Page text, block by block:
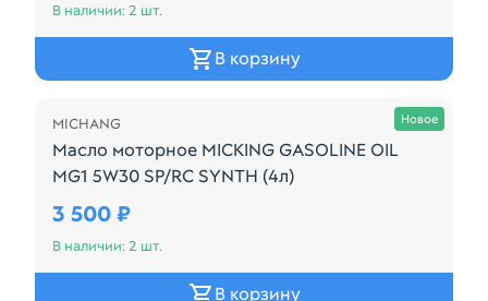
В наличии: 2 шт.
В корзину
Новое
Осталась 2 шт.
MICHANG
Масло моторное MICKING GASOLINE OIL
MG1 5W30 SP/RC SYNTH (4л)
Характеристики: Из справочника ABCP
3 500 ₽
В наличии: 2 шт.
В корзину